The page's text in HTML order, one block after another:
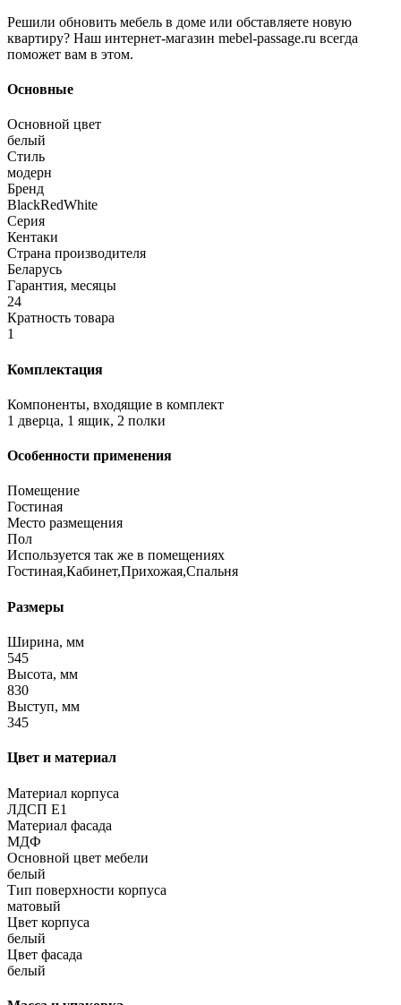
Решили обновить мебель в доме или обставляете новую
квартиру? Наш интернет-магазин mebel-passage.ru всегда
поможет вам в этом.
Основные
Основной цвет
белый
Стиль
модерн
Бренд
BlackRedWhite
Серия
Кентаки
Страна производителя
Беларусь
Гарантия, месяцы
24
Кратность товара
1
Комплектация
Компоненты, входящие в комплект
1 дверца, 1 ящик, 2 полки
Особенности применения
Помещение
Гостиная
Место размещения
Пол
Используется так же в помещениях
Гостиная,Кабинет,Прихожая,Спальня
Размеры
Ширина, мм
545
Высота, мм
830
Выступ, мм
345
Цвет и материал
Материал корпуса
ЛДСП Е1
Материал фасада
МДФ
Основной цвет мебели
белый
Тип поверхности корпуса
матовый
Цвет корпуса
белый
Цвет фасада
белый